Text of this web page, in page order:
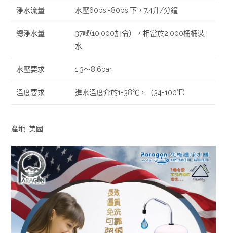
淨水流量 水壓60psi-80psi下，7.4升/分鐘
總淨水量
37噸(10,000加侖），相當於2,000桶桶裝
水
水壓要求 1.3〜8.6bar
溫度要求 進水溫度介於1-38℃，（34-100°F)
產地: 美國